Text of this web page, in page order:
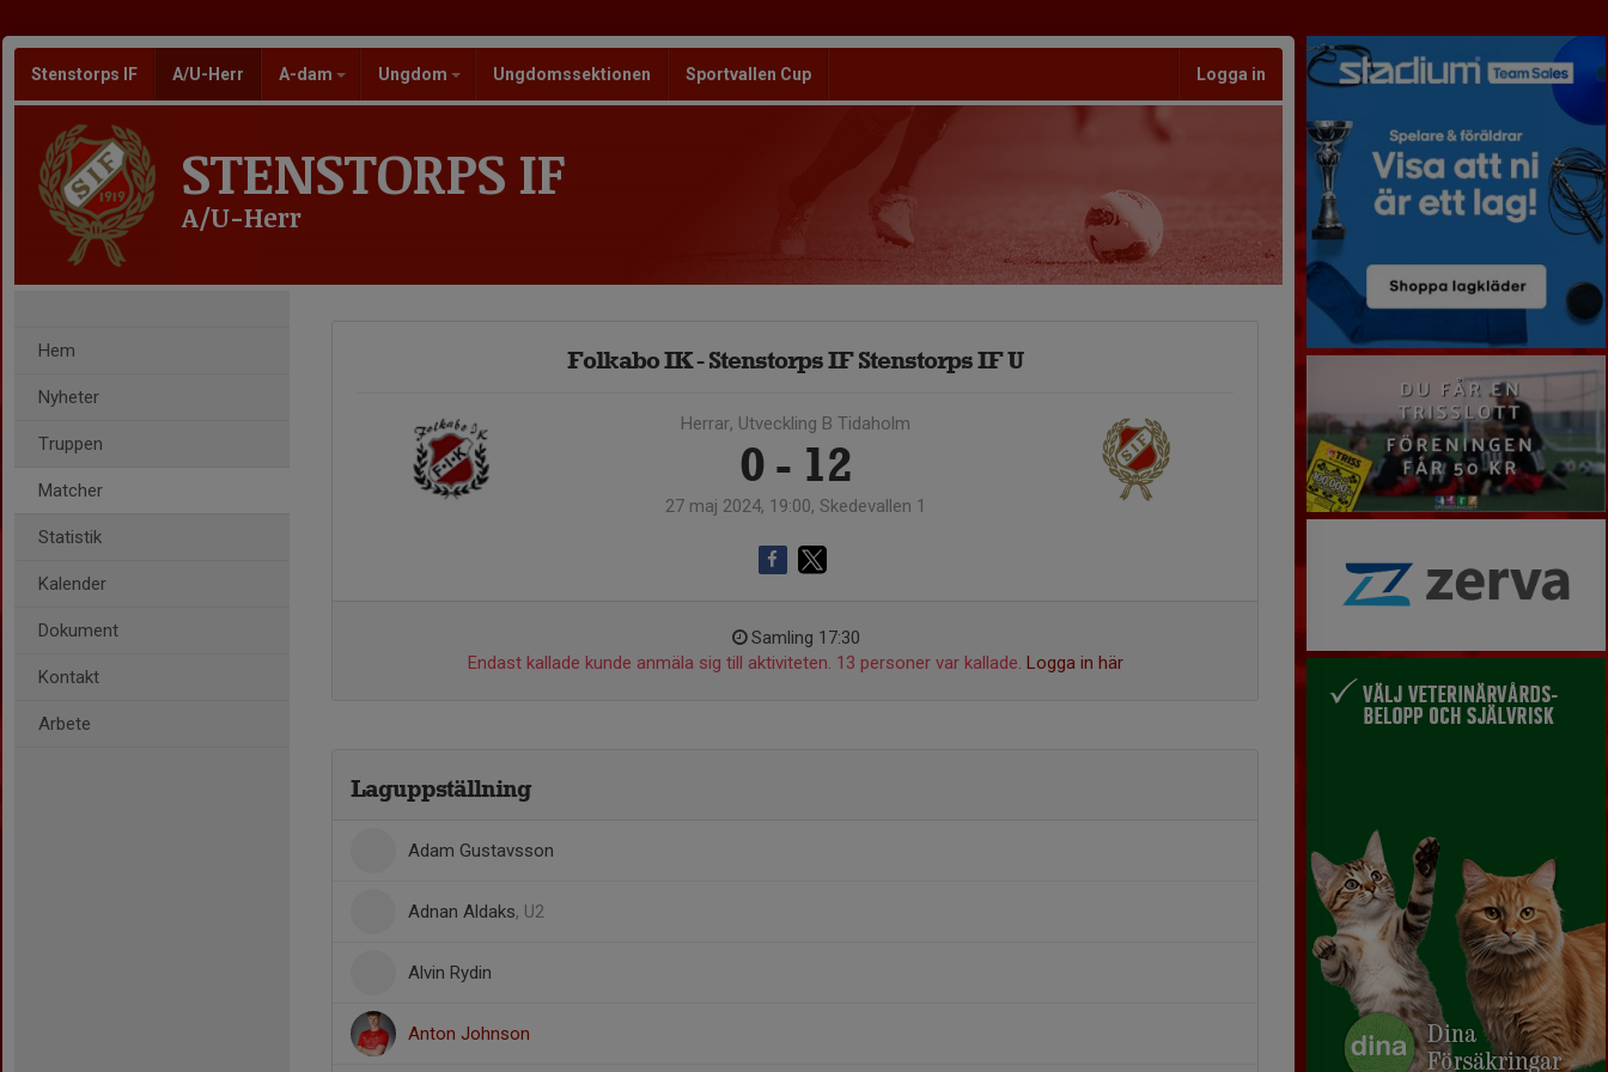
Stenstorps IF A/U-Herr A-dam Ungdom Ungdomssektionen Sportvallen Cup Logga in
STENSTORPS IF
A/U-Herr
Hem
Nyheter
Truppen
Matcher
Statistik
Kalender
Dokument
Kontakt
Arbete
Folkabo IK - Stenstorps IF Stenstorps IF U
Herrar, Utveckling B Tidaholm
0 - 12
27 maj 2024, 19:00, Skedevallen 1
Samling 17:30
Endast kallade kunde anmäla sig till aktiviteten. 13 personer var kallade. Logga in här
Laguppställning
Adam Gustavsson
Adnan Aldaks, U2
Alvin Rydin
Anton Johnson